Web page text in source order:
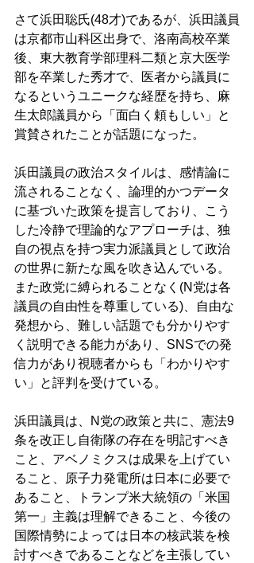
さて浜田聡氏(48才)であるが、浜田議員
は京都市山科区出身で、洛南高校卒業
後、東大教育学部理科二類と京大医学
部を卒業した秀才で、医者から議員に
なるというユニークな経歴を持ち、麻
生太郎議員から「面白く頼もしい」と
賞賛されたことが話題になった。
浜田議員の政治スタイルは、感情論に
流されることなく、論理的かつデータ
に基づいた政策を提言しており、こう
した冷静で理論的なアプローチは、独
自の視点を持つ実力派議員として政治
の世界に新たな風を吹き込んでいる。
また政党に縛られることなく(N党は各
議員の自由性を尊重している)、自由な
発想から、難しい話題でも分かりやす
く説明できる能力があり、SNSでの発
信力があり視聴者からも「わかりやす
い」と評判を受けている。
浜田議員は、N党の政策と共に、憲法9
条を改正し自衛隊の存在を明記すべき
こと、アベノミクスは成果を上げてい
ること、原子力発電所は日本に必要で
あること、トランプ米大統領の「米国
第一」主義は理解できること、今後の
国際情勢によっては日本の核武装を検
討すべきであることなどを主張してい